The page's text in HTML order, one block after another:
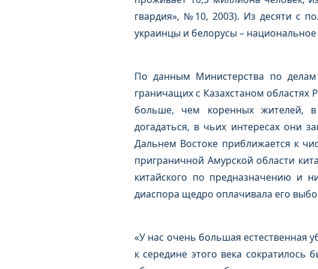
гвардия», №10, 2003). Из десяти с
украинцы и белорусы –
По данным Министерства по
граничащих с Казахстаном областях
больше, чем коренных жителей,
догадаться, в чьих интересах они
Дальнем Востоке приближается к
приграничной Амурской области
китайского по предназначению и
диаспора щедро оплачивала его
«У нас очень большая естественная
к середине этого века